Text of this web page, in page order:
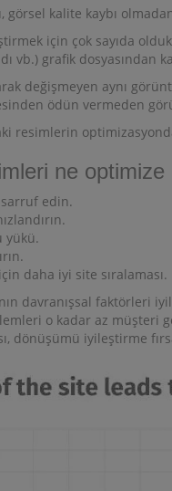
görsel kalite kaybı
için çok sayıda
vb.) grafik dosyasından
değişmeyen aynı
ödün vermeden
resimlerin
ne optimize
edin.
yükü.
daha iyi site sıralaması.
davranışsal faktörleri
o kadar az müşteri
dönüşümü iyileştirme